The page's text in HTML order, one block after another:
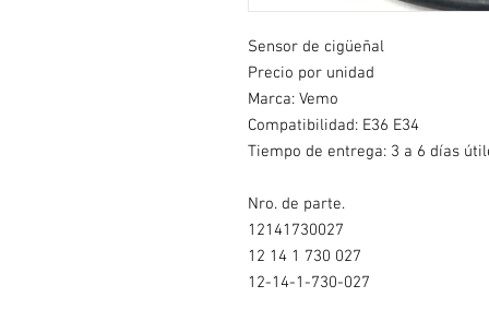
Sensor de cigüeñal
Precio por unidad
Marca: Vemo
Compatibilidad: E36 E34
Tiempo de entrega: 3 a 6 días
Nro. de parte.
12141730027
12 14 1 730 027
12-14-1-730-027